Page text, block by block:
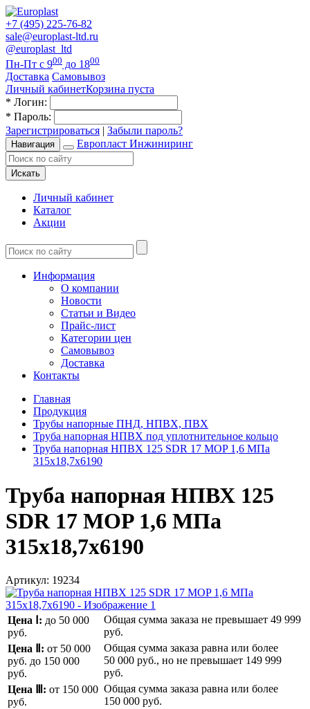
+7 (495) 225-76-82
sale@europlast-ltd.ru
@europlast_ltd
Пн-Пт с 900 до 1800
Доставка Самовывоз
Личный кабинетКорзина пуста
* Логин:
* Пароль:
Зарегистрироваться | Забыли пароль?
Навигация Европласт Инжиниринг
Искать
Личный кабинет
Каталог
Акции
Информация
О компании
Новости
Статьи и Видео
Прайс-лист
Категории цен
Самовывоз
Доставка
Контакты
Главная
Продукция
Трубы напорные ПНД, НПВХ, ПВХ
Труба напорная НПВХ под уплотнительное кольцо
Труба напорная НПВХ 125 SDR 17 MOP 1,6 МПа
315x18,7x6190
Труба напорная НПВХ 125
SDR 17 MOP 1,6 МПа
315x18,7x6190
Артикул: 19234
Цена Ⅰ: до 50 000
руб.
Общая сумма заказа не превышает 49 999
руб.
Цена Ⅱ: от 50 000
руб. до 150 000
руб.
Общая сумма заказа равна или более
50 000 руб., но не превышает 149 999
руб.
Цена Ⅲ: от 150 000
руб.
Общая сумма заказа равна или более
150 000 руб.